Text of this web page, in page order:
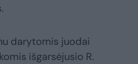
darytomis juodai
išgarsėjusio R.